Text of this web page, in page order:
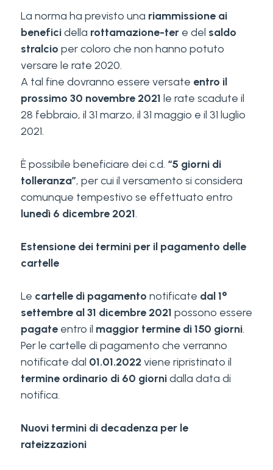
La norma ha previsto una riammissione ai
beneficidella rottamazione-ter e del saldo
stralcio per coloro che non hanno potuto
versare le rate 2020.
A tal fine dovranno essere versate entro il
prossimo 30 novembre 2021 le rate scadute il
28 febbraio, il 31 marzo, il 31 maggio e il 31 luglio
2021.
È possibile beneficiare dei c.d. “5 giorni di
tolleranza”, per cui il versamento si considera
comunque tempestivo se effettuato entro
lunedì 6 dicembre 2021.
Estensione dei termini per il pagamento delle
cartelle
Le cartelle di pagamento notificate dal 1°
settembre al 31 dicembre 2021 possono essere
pagate entro il maggior termine di 150 giorni.
Per le cartelle di pagamento che verranno
notificate dal 01.01.2022viene ripristinato il
termine ordinario di 60 giornidalla data di
notifica.
Nuovi termini di decadenza per le
rateizzazioni